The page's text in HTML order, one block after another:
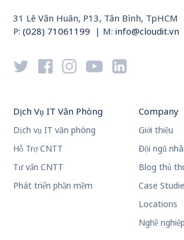
31 Lê Văn Huân, P13, Tân Bình, TpHCM
P:(028) 71061199 | M:info@cloudit.vn
Dịch Vụ IT Văn Phòng
Dịch vụ IT văn phòng
Hỗ Trợ CNTT
Tư vấn CNTT
Phát triển phần mềm
Company
Giới thiệu
Đội ngũ
Blog thủ
Case
Locations
Nghề nghiệp